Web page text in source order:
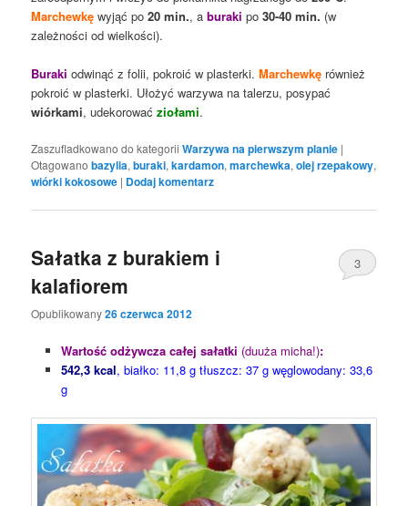
Marchewkę wyjąć po20 min., aburaki po30-40 min. (w
zależności od wielkości).
Buraki odwinąć z folii, pokroić w plasterki.Marchewkę również
pokroić w plasterki. Ułożyć warzywa na talerzu, posypać
wiórkami, udekorowaćziołami.
Zaszufladkowano do kategorii Warzywa na pierwszym planie |
Otagowano bazylia,buraki,kardamon,marchewka,olej rzepakowy,
wiórki kokosowe | Dodaj komentarz
Sałatka z burakiem i
kalafiorem
Opublikowany26 czerwca 2012
3
Wartość odżywcza całej sałatki (duuża micha!):
542,3 kcal, białko: 11,8 g tłuszcz: 37 g węglowodany: 33,6
g